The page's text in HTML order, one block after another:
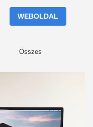
WEBOLDAL
Összes